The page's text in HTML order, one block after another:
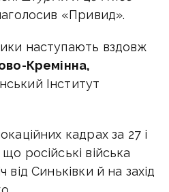
«Привид».
наступають вздовж
Кремінна,
Інститут
кадрах за 27 і
російські війська
від Синьківки й на захід